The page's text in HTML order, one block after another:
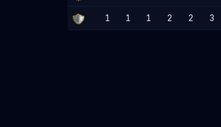
1 1 1 2 2 3